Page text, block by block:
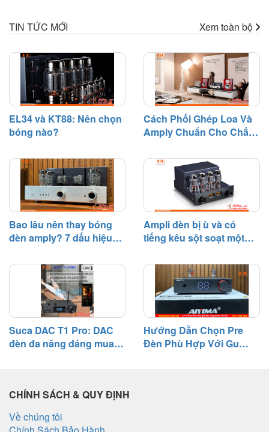
dàn âm thanh.
nào cần thay bóng đèn?". Trên
kiện có tuổi thọ nhất định và sẽ
dần suy giảm hiệu suất sau một
thời gian hoạt động.
TIN TỨC MỚI Xem toàn bộ
EL34 và KT88: Nên chọn
bóng nào?
Cách Phối Ghép Loa Và
Amply Chuẩn Cho Chất
Bao lâu nên thay bóng
đèn amply? 7 dấu hiệu
Ampli đèn bị ù và có
tiếng kêu sột soạt một
cách khắc phục
Suca DAC T1 Pro: DAC
đèn đa năng đáng mua
Hướng Dẫn Chọn Pre
Đèn Phù Hợp Với Gu
CHÍNH SÁCH & QUY ĐỊNH
Về chúng tôi